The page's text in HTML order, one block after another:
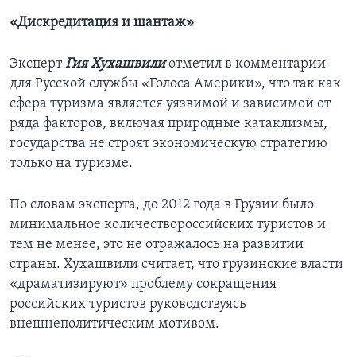
«Дискредитация и шантаж»
Эксперт Гия Хухашвилиотметил в комментарии
для Русской службы «Голоса Америки», что так как
сфера туризма является уязвимой и зависимой от
ряда факторов, включая природные катаклизмы,
государства не строят экономическую стратегию
только на туризме.
По словам эксперта, до 2012 года в Грузии было
минимальное количествороссийских туристов и
тем не менее, это не отражалось на развитии
страны. Хухашвили считает, что грузинские власти
«драматизируют» проблему сокращения
российских туристов руководствуясь
внешнеполитическим мотивом.